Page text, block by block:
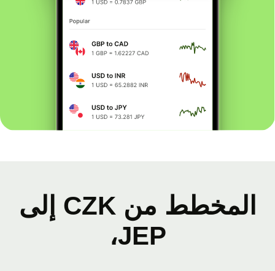
المخطط من CZK إلى
JEP،